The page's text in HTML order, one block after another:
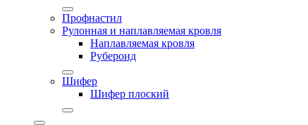
Профнастил
Рулонная и наплавляемая кровля
Наплавляемая кровля
Рубероид
Шифер
Шифер плоский